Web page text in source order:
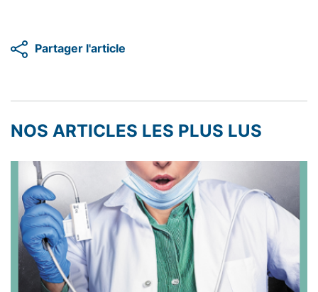
Partager l'article
NOS ARTICLES LES PLUS LUS